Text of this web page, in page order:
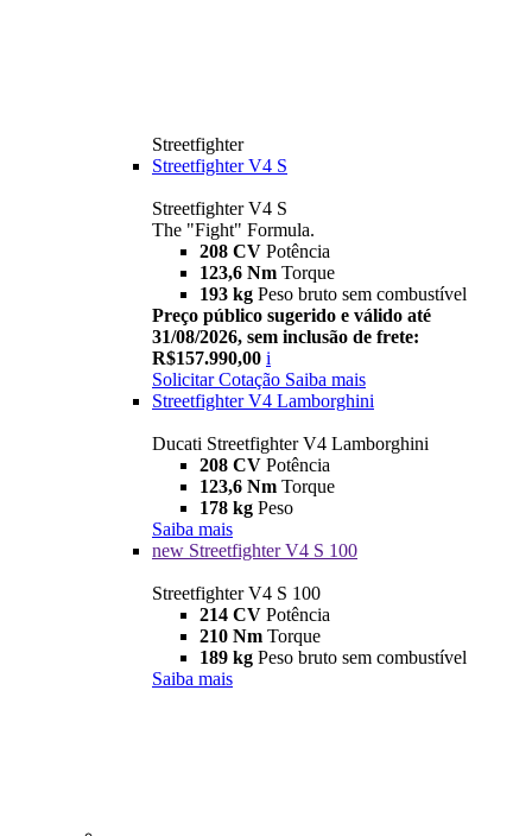
Streetfighter
Streetfighter V4 S
Streetfighter V4 S
The "Fight" Formula.
208 CV Potência
123,6 Nm Torque
193 kg Peso bruto sem combustível
Preço público sugerido e válido até
31/08/2026, sem inclusão de frete:
R$157.990,00 i
Solicitar Cotação Saiba mais
Streetfighter V4 Lamborghini
Ducati Streetfighter V4 Lamborghini
208 CV Potência
123,6 Nm Torque
178 kg Peso
Saiba mais
new Streetfighter V4 S 100
Streetfighter V4 S 100
214 CV Potência
210 Nm Torque
189 kg Peso bruto sem combustível
Saiba mais